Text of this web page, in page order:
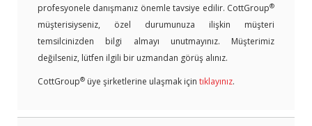
profesyonele danışmanız önemle tavsiye edilir. CottGroup®
müşterisiyseniz, özel durumunuza ilişkin müşteri
temsilcinizden bilgi almayı unutmayınız. Müşterimiz
değilseniz, lütfen ilgili bir uzmandan görüş alınız.
CottGroup® üye şirketlerine ulaşmak için tıklayınız.